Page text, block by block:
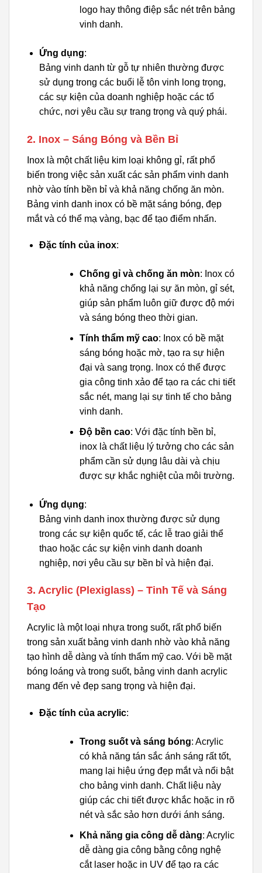
logo hay thông điệp sắc nét trên bảng
vinh danh.
Ứng dụng:
Bảng vinh danh từ gỗ tự nhiên thường được
sử dụng trong các buổi lễ tôn vinh long trọng,
các sự kiện của doanh nghiệp hoặc các tổ
chức, nơi yêu cầu sự trang trọng và quý phái.
2. Inox – Sáng Bóng và Bền Bỉ
Inox là một chất liệu kim loại không gỉ, rất phổ
biến trong việc sản xuất các sản phẩm vinh danh
nhờ vào tính bền bỉ và khả năng chống ăn mòn.
Bảng vinh danh inox có bề mặt sáng bóng, đẹp
mắt và có thể mạ vàng, bạc để tạo điểm nhấn.
Đặc tính của inox:
Chống gỉ và chống ăn mòn: Inox có
khả năng chống lại sự ăn mòn, gỉ sét,
giúp sản phẩm luôn giữ được độ mới
và sáng bóng theo thời gian.
Tính thẩm mỹ cao: Inox có bề mặt
sáng bóng hoặc mờ, tạo ra sự hiện
đại và sang trọng. Inox có thể được
gia công tinh xảo để tạo ra các chi tiết
sắc nét, mang lại sự tinh tế cho bảng
vinh danh.
Độ bền cao: Với đặc tính bền bỉ,
inox là chất liệu lý tưởng cho các sản
phẩm cần sử dụng lâu dài và chịu
được sự khắc nghiệt của môi trường.
Ứng dụng:
Bảng vinh danh inox thường được sử dụng
trong các sự kiện quốc tế, các lễ trao giải thể
thao hoặc các sự kiện vinh danh doanh
nghiệp, nơi yêu cầu sự bền bỉ và hiện đại.
3. Acrylic (Plexiglass) – Tinh Tế và Sáng
Tạo
Acrylic là một loại nhựa trong suốt, rất phổ biến
trong sản xuất bảng vinh danh nhờ vào khả năng
tạo hình dễ dàng và tính thẩm mỹ cao. Với bề mặt
bóng loáng và trong suốt, bảng vinh danh acrylic
mang đến vẻ đẹp sang trọng và hiện đại.
Đặc tính của acrylic:
Trong suốt và sáng bóng: Acrylic
có khả năng tán sắc ánh sáng rất tốt,
mang lại hiệu ứng đẹp mắt và nổi bật
cho bảng vinh danh. Chất liệu này
giúp các chi tiết được khắc hoặc in rõ
nét và sắc sảo hơn dưới ánh sáng.
Khả năng gia công dễ dàng: Acrylic
dễ dàng gia công bằng công nghệ
cắt laser hoặc in UV để tạo ra các